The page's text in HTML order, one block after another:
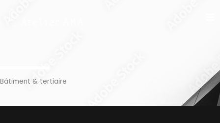
Bâtiment & tertiaire